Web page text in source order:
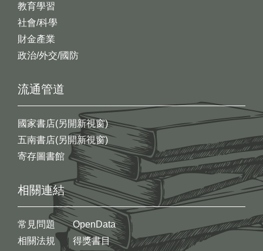
教育學習
社會/科學
財金產業
政治/外交/國防
流通管道
國家書店(另開新視窗)
五南書店(另開新視窗)
寄存圖書館
相關連結
常見問題
相關法規
OpenData
得獎書目